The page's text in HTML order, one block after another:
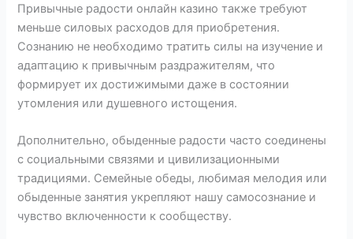
Привычные радости онлайн казино также требуют
меньше силовых расходов для приобретения.
Сознанию не необходимо тратить силы на изучение и
адаптацию к привычным раздражителям, что
формирует их достижимыми даже в состоянии
утомления или душевного истощения.
Дополнительно, обыденные радости часто соединены
с социальными связями и цивилизационными
традициями. Семейные обеды, любимая мелодия или
обыденные занятия укрепляют нашу самосознание и
чувство включенности к сообществу.